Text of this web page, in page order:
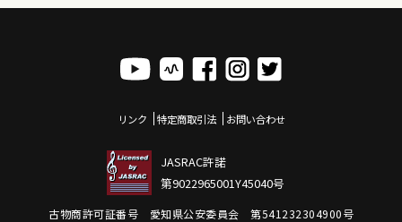
リンク 特定商取引法 お問い合わせ
JASRAC許諾
第9022965001Y45040号
古物商許可証番号 愛知県公安委員会 第541232304900号